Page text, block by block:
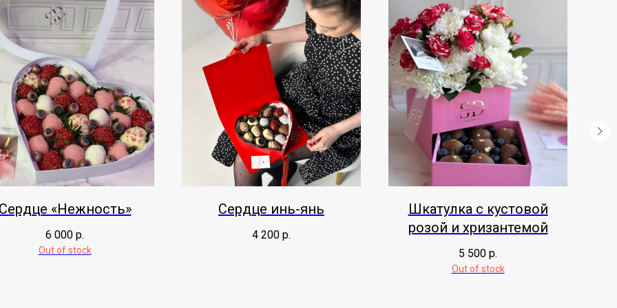
Сердце «Нежность»
6 000 р.
Out of stock
Сердце инь-янь
4 200 р.
Шкатулка с кустовой
розой и хризантемой
5 500 р.
Out of stock